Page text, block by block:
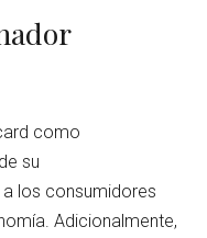
como
su
los consumidores
Adicionalmente,